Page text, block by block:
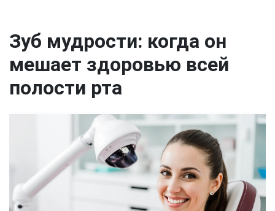
Зуб мудрости: когда он
мешает здоровью всей
полости рта